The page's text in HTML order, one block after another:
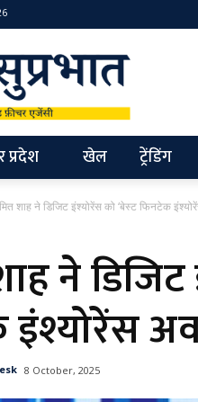
प्रदेश खेल ट्रेंडिंग
शाह ने डिजिट इंश्योरेंस को ‘बेस्ट फिनटेक
ने डिजिट
8 October, 2025